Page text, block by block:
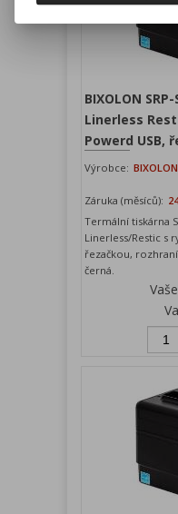
BIXOLON
Linerless
Powerd USB,
Výrobce: BIXOLON
Záruka (měsíců): 24
Termální tiskárna
Linerless/Restic s
řezačkou,
černá.